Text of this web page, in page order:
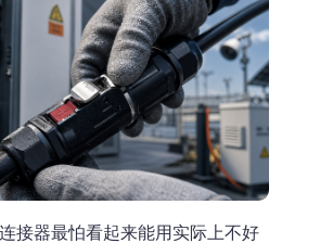
接器最怕看起来能用实际上不好